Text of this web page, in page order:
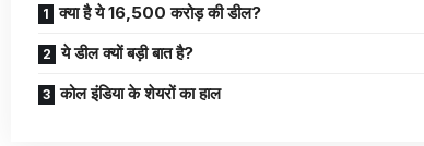
क्या है ये 16,500 करोड़ की डील?
ये डील क्यों बड़ी बात है?
कोल इंडिया के शेयरों का हाल